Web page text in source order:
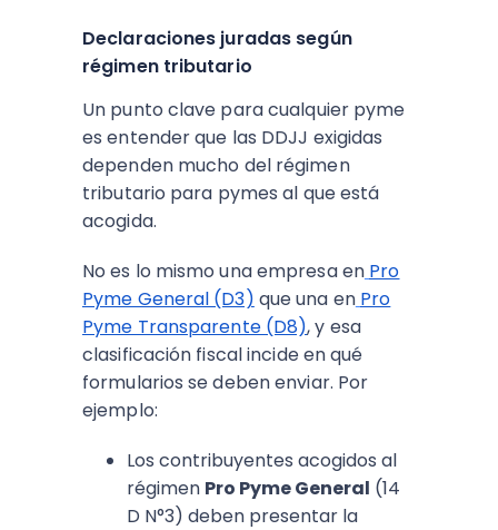
Declaraciones juradas según
régimen tributario
Un punto clave para cualquier pyme
es entender que las DDJJ exigidas
dependen mucho del régimen
tributario para pymes al que está
acogida.
No es lo mismo una empresa en Pro
Pyme General (D3) que una en Pro
Pyme Transparente (D8), y esa
clasificación fiscal incide en qué
formularios se deben enviar.​ Por
ejemplo:
Los contribuyentes acogidos al
régimen Pro Pyme General (14
D N°3) deben presentar la